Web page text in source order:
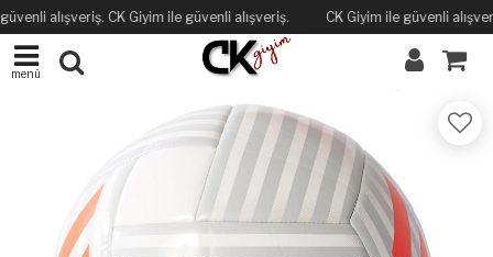
alışveriş. CK Giyim ile güvenli alışveriş. CK Giyim ile güvenli
menü